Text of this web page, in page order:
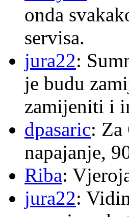
onda
servisa.
jura22:
je budu
zamijeniti i
dpasaric: Za
napajanje,
Riba:
jura22: